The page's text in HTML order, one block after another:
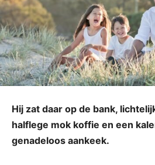
Hij zat daar op de bank,
halflege mok koffie en een
genadeloos aankeek.